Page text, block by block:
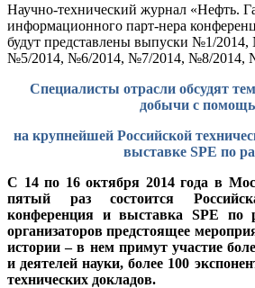
Научно-технический журнал «Нефть.
информационного парт-нера
будут представлены выпуски №1/
№5/2014, №6/2014, №7/2014, №8/2014,
Специалисты отрасли обсудят
добычи с
на крупнейшей Российской
выставке SPE по
С 14 по 16 октября 2014 года в
пятый раз состоится
конференция и выставка SPE по
организаторов предстоящее
истории – в нем примут участие
и деятелей науки, более 100
технических докладов.